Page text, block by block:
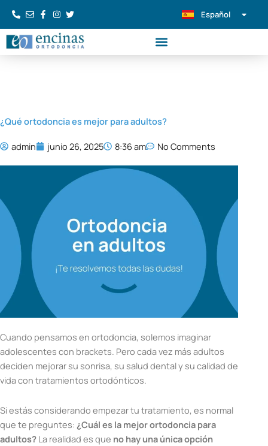
contenido
Español
Português
¿Qué ortodoncia es mejor para adultos?
admin junio 26, 2025 8:36 am No Comments
Cuando pensamos en ortodoncia, solemos imaginar
adolescentes con brackets. Pero cada vez más adultos
deciden mejorar su sonrisa, su salud dental y su calidad de
vida con tratamientos ortodónticos.
Si estás considerando empezar tu tratamiento, es normal
que te preguntes: ¿Cuál es la mejor ortodoncia para
adultos? La realidad es que no hay una única opción